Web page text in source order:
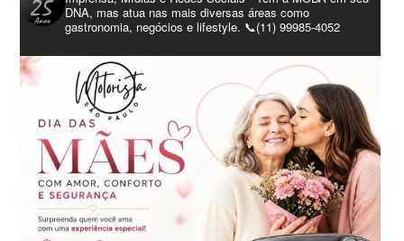
DNA, mas atua nas mais diversas áreas como
gastronomia, negócios e lifestyle. 📞(11) 99985-4052